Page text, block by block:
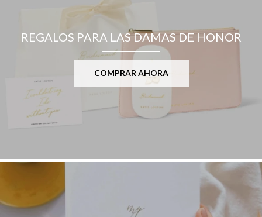
REGALOS PARA LAS DAMAS DE HONOR
COMPRAR AHORA